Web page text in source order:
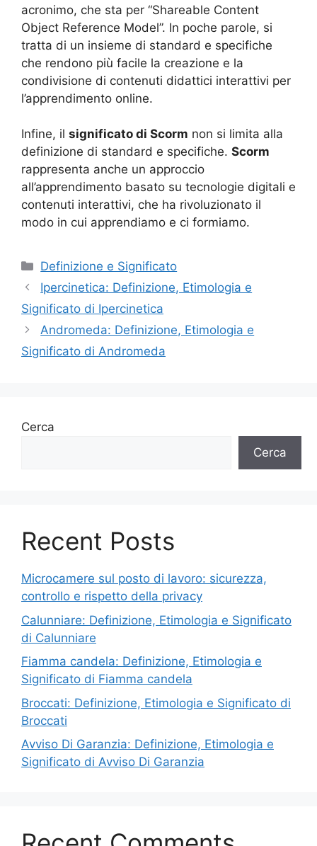
acronimo, che sta per “Shareable Content
Object Reference Model”. In poche parole, si
tratta di un insieme di standard e specifiche
che rendono più facile la creazione e la
condivisione di contenuti didattici interattivi per
l’apprendimento online.
Infine, il significato di Scorm non si limita alla
definizione di standard e specifiche. Scorm
rappresenta anche un approccio
all’apprendimento basato su tecnologie digitali e
contenuti interattivi, che ha rivoluzionato il
modo in cui apprendiamo e ci formiamo.
Categorie
Definizione e Significato
Ipercinetica: Definizione, Etimologia e
Significato di Ipercinetica
Andromeda: Definizione, Etimologia e
Significato di Andromeda
Cerca
Cerca
Recent Posts
Microcamere sul posto di lavoro: sicurezza,
controllo e rispetto della privacy
Calunniare: Definizione, Etimologia e Significato
di Calunniare
Fiamma candela: Definizione, Etimologia e
Significato di Fiamma candela
Broccati: Definizione, Etimologia e Significato di
Broccati
Avviso Di Garanzia: Definizione, Etimologia e
Significato di Avviso Di Garanzia